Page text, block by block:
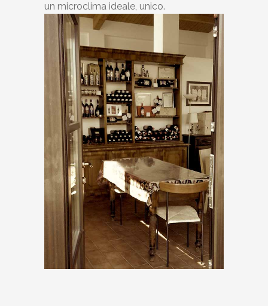
un microclima ideale, unico.